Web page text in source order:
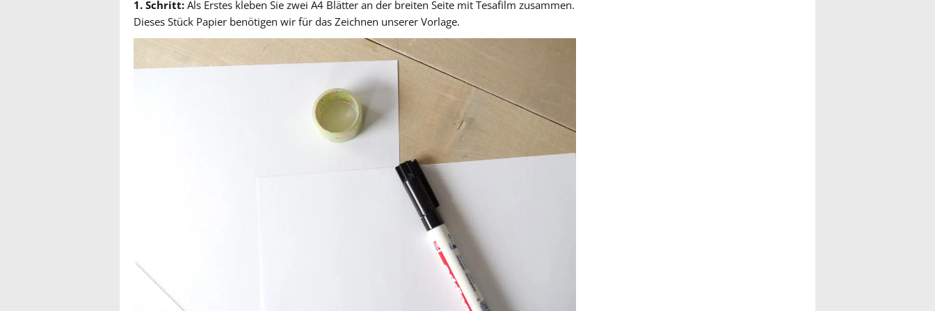
1. Schritt: Als Erstes kleben Sie zwei A4 Blätter an der breiten Seite mit Tesafilm zusammen.
Dieses Stück Papier benötigen wir für das Zeichnen unserer Vorlage.